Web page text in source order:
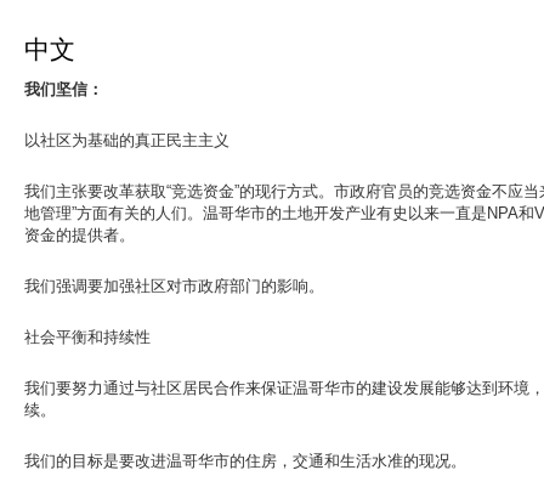
中文
我们坚信：
以社区为基础的真正民主主义
我们主张要改革获取“竞选资金”的现行方式。市政府官员的竞选资金不应
地管理”方面有关的人们。温哥华市的土地开发产业有史以来一直是NPA
资金的提供者。
我们强调要加强社区对市政府部门的影响。
社会平衡和持续性
我们要努力通过与社区居民合作来保证温哥华市的建设发展能够达到环境
续。
我们的目标是要改进温哥华市的住房，交通和生活水准的现况。